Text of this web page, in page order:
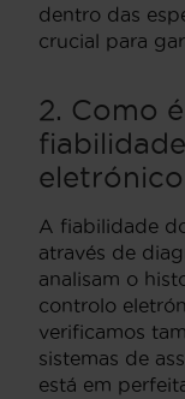
dentro das
crucial para
2. Como
A fiabilidade
através de
analisam o
controlo
verificamos
sistemas de
está em